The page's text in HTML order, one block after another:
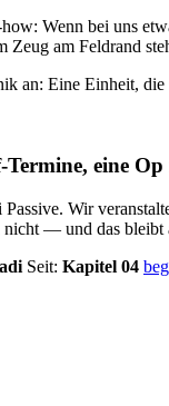
Wenn bei uns
Zeug am Feldrand
an: Eine Einheit,
eine
Wir
— und das bleibt
Seit: Kapitel 04